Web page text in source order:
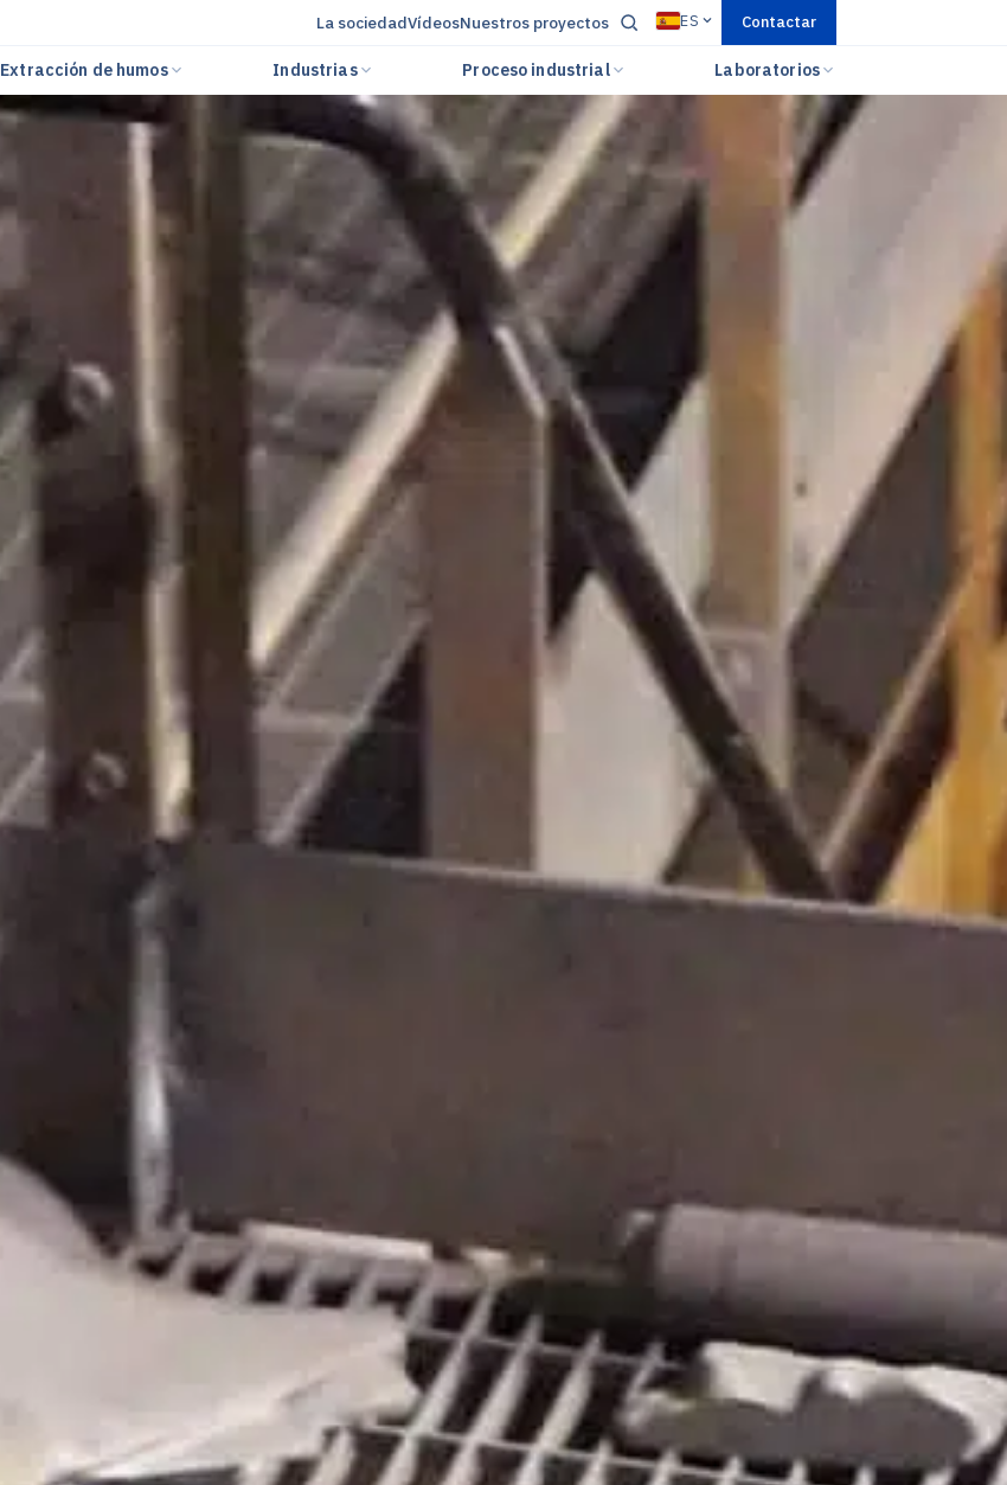
La sociedadVídeosNuestros proyectos ES Contactar
Extracción de humos Industrias Proceso industrial Laboratorios